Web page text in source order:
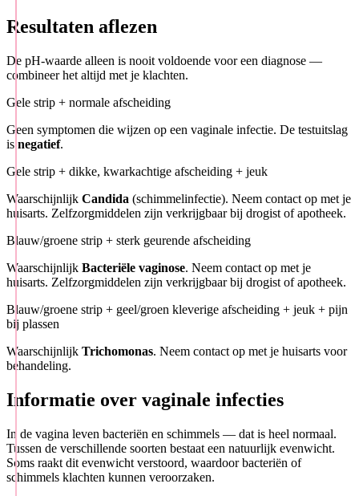
Resultaten aflezen
De pH-waarde alleen is nooit voldoende voor een diagnose —
combineer het altijd met je klachten.
Gele strip + normale afscheiding
Geen symptomen die wijzen op een vaginale infectie. De testuitslag
is negatief.
Gele strip + dikke, kwarkachtige afscheiding + jeuk
Waarschijnlijk Candida (schimmelinfectie). Neem contact op met je
huisarts. Zelfzorgmiddelen zijn verkrijgbaar bij drogist of apotheek.
Blauw/groene strip + sterk geurende afscheiding
Waarschijnlijk Bacteriële vaginose. Neem contact op met je
huisarts. Zelfzorgmiddelen zijn verkrijgbaar bij drogist of apotheek.
Blauw/groene strip + geel/groen kleverige afscheiding + jeuk + pijn
bij plassen
Waarschijnlijk Trichomonas. Neem contact op met je huisarts voor
behandeling.
Informatie over vaginale infecties
In de vagina leven bacteriën en schimmels — dat is heel normaal.
Tussen de verschillende soorten bestaat een natuurlijk evenwicht.
Soms raakt dit evenwicht verstoord, waardoor bacteriën of
schimmels klachten kunnen veroorzaken.